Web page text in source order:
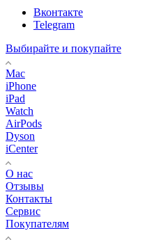
Вконтакте
Telegram
Выбирайте и покупайте
Mac
iPhone
iPad
Watch
AirPods
Dyson
iCenter
О нас
Отзывы
Контакты
Сервис
Покупателям